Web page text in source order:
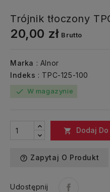
Trójnik tłoczony
20,00 zł Brutto
Marka : Alnor
Indeks : TPC-125-100
check W magazynie
 Dodaj
help_outline Zapytaj O Produkt
Udostępnij